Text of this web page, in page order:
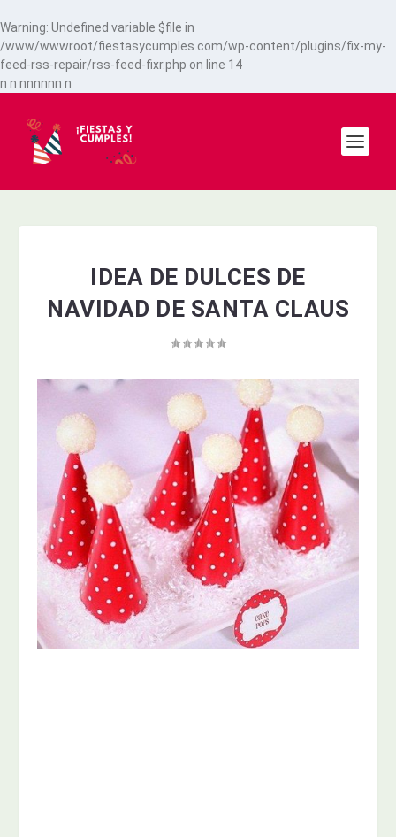
Warning: Undefined variable $file in
/www/wwwroot/fiestasycumples.com/wp-content/plugins/fix-my-
feed-rss-repair/rss-feed-fixr.php on line 14
n n nnnnnn n
IDEA DE DULCES DE
NAVIDAD DE SANTA CLAUS